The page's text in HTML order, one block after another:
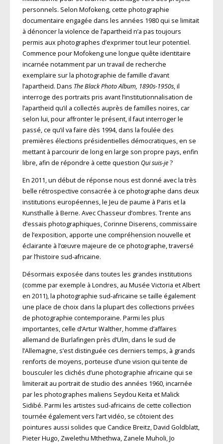
personnels. Selon Mofokeng, cette photographie
documentaire engagée dans les années 1980 qui se limitait
à dénoncer la violence de l’apartheid n’a pas toujours
permis aux photographes d’exprimer tout leur potentiel.
Commence pour Mofokeng une longue quête identitaire
incarnée notamment par un travail de recherche
exemplaire sur la photographie de famille d’avant
l’apartheid. Dans The Black Photo Album, 1890s-1950s, il
interroge des portraits pris avant l’institutionnalisation de
l’apartheid qu’il a collectés auprès de familles noires, car
selon lui, pour affronter le présent, il faut interroger le
passé, ce qu’il va faire dès 1994, dans la foulée des
premières élections présidentielles démocratiques, en se
mettant à parcourir de long en large son propre pays, enfin
libre, afin de répondre à cette question Qui suis-je?
En 2011, un début de réponse nous est donné avec la très
belle rétrospective consacrée à ce photographe dans deux
institutions européennes, le Jeu de paume à Paris et la
Kunsthalle à Berne. Avec Chasseur d’ombres. Trente ans
d’essais photographiques, Corinne Diserens, commissaire
de l’exposition, apporte une compréhension nouvelle et
éclairante à l’œuvre majeure de ce photographe, traversé
par l’histoire sud-africaine.
Désormais exposée dans toutes les grandes institutions
(comme par exemple à Londres, au Musée Victoria et Albert
en 2011), la photographie sud-africaine se taille également
une place de choix dans la plupart des collections privées
de photographie contemporaine. Parmi les plus
importantes, celle d’Artur Walther, homme d’affaires
allemand de Burlafingen près d’Ulm, dans le sud de
l’Allemagne, s’est distinguée ces derniers temps, à grands
renforts de moyens, porteuse d’une vision qui tente de
bousculer les clichés d’une photographie africaine qui se
limiterait au portrait de studio des années 1960, incarnée
par les photographes maliens Seydou Keita et Malick
Sidibé. Parmi les artistes sud-africains de cette collection
tournée également vers l’art vidéo, se côtoient des
pointures aussi solides que Candice Breitz, David Goldblatt,
Pieter Hugo, Zwelethu Mthethwa, Zanele Muholi, Jo